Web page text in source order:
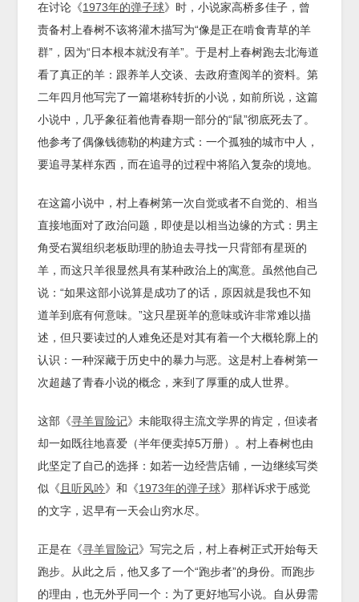
在讨论《1973年的弹子球》时，小说家高桥多佳子，曾
责备村上春树不该将灌木描写为“像是正在啃食青草的羊
群”，因为“日本根本就没有羊”。于是村上春树跑去北海道
看了真正的羊：跟养羊人交谈、去政府查阅羊的资料。第
二年四月他写完了一篇堪称转折的小说，如前所说，这篇
小说中，几乎象征着他青春期一部分的“鼠”彻底死去了。
他参考了偶像钱德勒的构建方式：一个孤独的城市中人，
要追寻某样东西，而在追寻的过程中将陷入复杂的境地。
在这篇小说中，村上春树第一次自觉或者不自觉的、相当
直接地面对了政治问题，即使是以相当边缘的方式：男主
角受右翼组织老板助理的胁迫去寻找一只背部有星斑的
羊，而这只羊很显然具有某种政治上的寓意。虽然他自己
说：“如果这部小说算是成功了的话，原因就是我也不知
道羊到底有何意味。”这只星斑羊的意味或许非常难以描
述，但只要读过的人难免还是对其有着一个大概轮廓上的
认识：一种深藏于历史中的暴力与恶。这是村上春树第一
次超越了青春小说的概念，来到了厚重的成人世界。
这部《寻羊冒险记》未能取得主流文学界的肯定，但读者
却一如既往地喜爱（半年便卖掉5万册）。村上春树也由
此坚定了自己的选择：如若一边经营店铺，一边继续写类
似《 且听风吟》和《1973年的弹子球》那样诉求于感觉
的文字，迟早有一天会山穷水尽。
正是在《寻羊冒险记》写完之后，村上春树正式开始每天
跑步。从此之后，他又多了一个“跑步者”的身份。而跑步
的理由，也无外乎同一个：为了更好地写小说。自从毋需